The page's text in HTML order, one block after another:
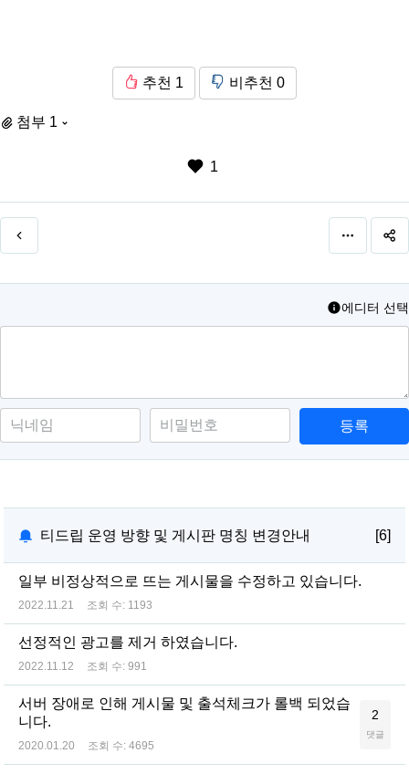
추천 1 비추천 0
첨부 1
1
에디터 선택
등록
티드립 운영 방향 및 게시판 명칭 변경안내 [6]
일부 비정상적으로 뜨는 게시물을 수정하고 있습니다.
2022.11.21 조회 수: 1193
선정적인 광고를 제거 하였습니다.
2022.11.12 조회 수: 991
서버 장애로 인해 게시물 및 출석체크가 롤백 되었습
니다.
2020.01.20 조회 수: 4695
2
댓글